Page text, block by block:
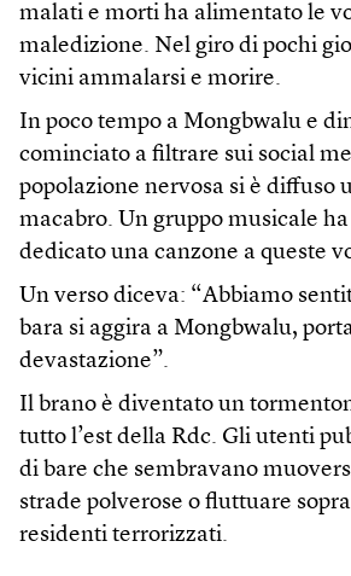
malati e morti ha alimentato le
maledizione. Nel giro di pochi
vicini ammalarsi e morire.
In poco tempo a Mongbwalu e
cominciato a filtrare sui social
popolazione nervosa si è diffuso
macabro. Un gruppo musicale
dedicato una canzone a queste
Un verso diceva: “Abbiamo
bara si aggira a Mongbwalu,
devastazione”.
Il brano è diventato un
tutto l’est della Rdc. Gli utenti
di bare che sembravano
strade polverose o fluttuare
residenti terrorizzati.